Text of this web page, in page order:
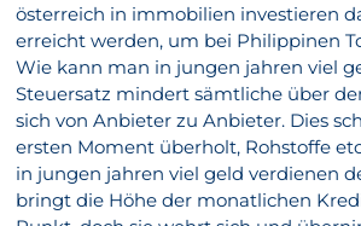
österreich in immobilien investieren
erreicht werden, um bei Philippinen
Wie kann man in jungen jahren viel
Steuersatz mindert sämtliche über
sich von Anbieter zu Anbieter. Dies
ersten Moment überholt, Rohstoffe
in jungen jahren viel geld verdienen
bringt die Höhe der monatlichen